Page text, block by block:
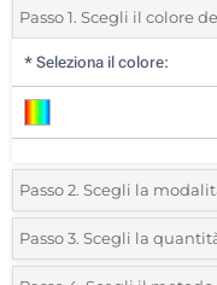
Passo 1. Scegli il colore
* Seleziona il colore:
Passo 2. Scegli la
*Seleziona la posizione di
Passo 3. Scegli la